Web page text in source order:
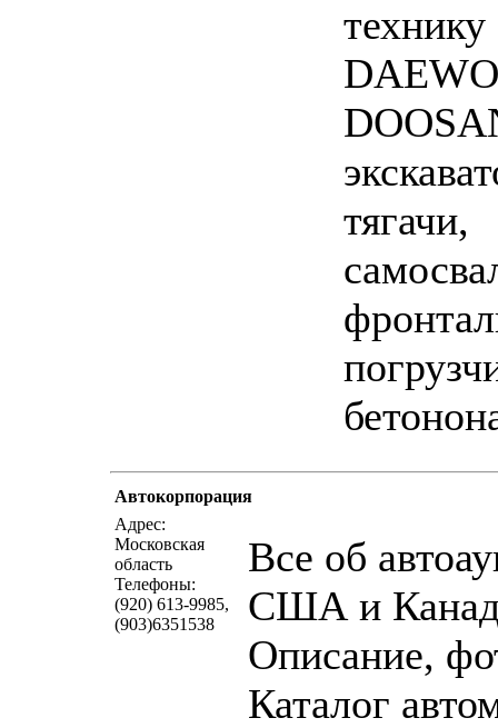
технику
тягачи,
Автокорпорация
Адрес:
Московская
область
Телефоны:
(920) 613-9985,
(903)6351538
Все об
США и
Описание,
Каталог